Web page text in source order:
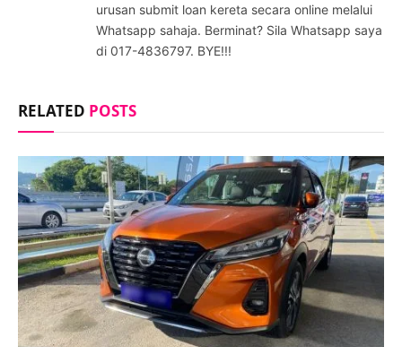
urusan submit loan kereta secara online melalui
Whatsapp sahaja. Berminat? Sila Whatsapp saya
di 017-4836797. BYE!!!
RELATED POSTS